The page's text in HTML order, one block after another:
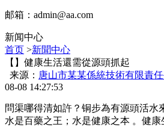
邮箱： admin@aa.com
新闻中心
首页 >新聞中心
【】健康生活還需從源頭抓起
来源： 唐山市某某係統技術有限責任
08-08 14:27:53
問渠哪得清如許 ？铜步為有源頭活水
水是百藥之王；水是健康之本 。健康生